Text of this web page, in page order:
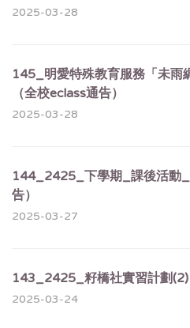
2025-03-28
145_明愛特殊教育服務「未雨
（全校eclass通告）
2025-03-28
144_2425_下學期_課後活動
告）
2025-03-27
143_2425_籽橋社實習計劃(2)
2025-03-24